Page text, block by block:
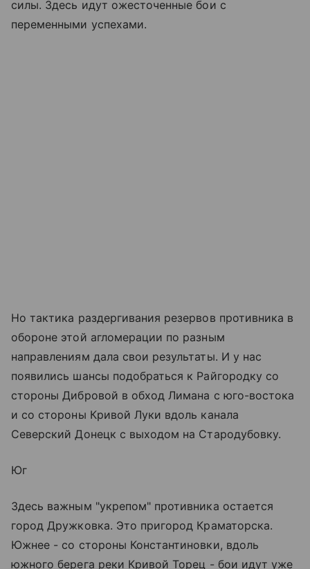
силы. Здесь идут ожесточенные бои с
переменными успехами.
Но тактика раздергивания резервов противника в
обороне этой агломерации по разным
направлениям дала свои результаты. И у нас
появились шансы подобраться к Райгородку со
стороны Дибровой в обход Лимана с юго-востока
и со стороны Кривой Луки вдоль канала
Северский Донецк с выходом на Стародубовку.
Юг
Здесь важным "укрепом" противника остается
город Дружковка. Это пригород Краматорска.
Южнее - со стороны Константиновки, вдоль
южного берега реки Кривой Торец - бои идут уже